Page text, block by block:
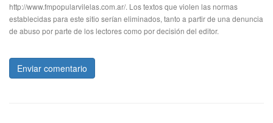
http://www.fmpopularvilelas.com.ar/. Los textos que violen las normas
establecidas para este sitio serían eliminados, tanto a partir de una denuncia
de abuso por parte de los lectores como por decisión del editor.
Enviar comentario